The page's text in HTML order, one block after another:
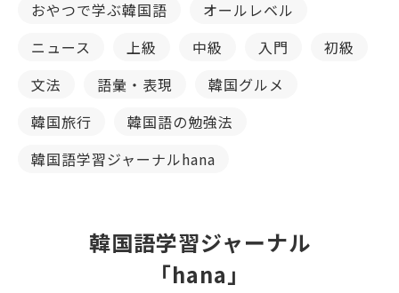
おやつで学ぶ韓国語
オールレベル
ニュース
上級 中級 入門
初級
文法
語彙・表現
韓国グルメ
韓国旅行
韓国語の勉強法
韓国語学習ジャーナルhana
韓国語学習ジャーナル
「hana」